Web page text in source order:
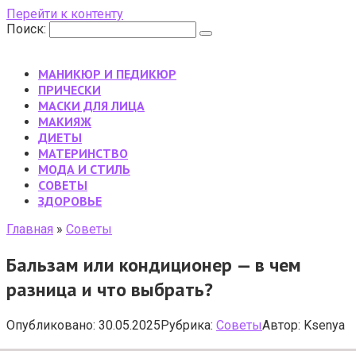
Перейти к контенту
Поиск:
МАНИКЮР И ПЕДИКЮР
ПРИЧЕСКИ
МАСКИ ДЛЯ ЛИЦА
МАКИЯЖ
ДИЕТЫ
МАТЕРИНСТВО
МОДА И СТИЛЬ
CОВЕТЫ
ЗДОРОВЬЕ
Главная » Cоветы
Бальзам или кондиционер — в чем
разница и что выбрать?
Опубликовано: 30.05.2025Рубрика: CоветыАвтор: Ksenya